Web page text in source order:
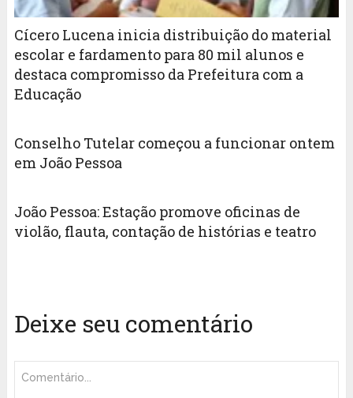
Cícero Lucena inicia distribuição do material
escolar e fardamento para 80 mil alunos e
destaca compromisso da Prefeitura com a
Educação
Conselho Tutelar começou a funcionar ontem
em João Pessoa
João Pessoa: Estação promove oficinas de
violão, flauta, contação de histórias e teatro
Deixe seu comentário